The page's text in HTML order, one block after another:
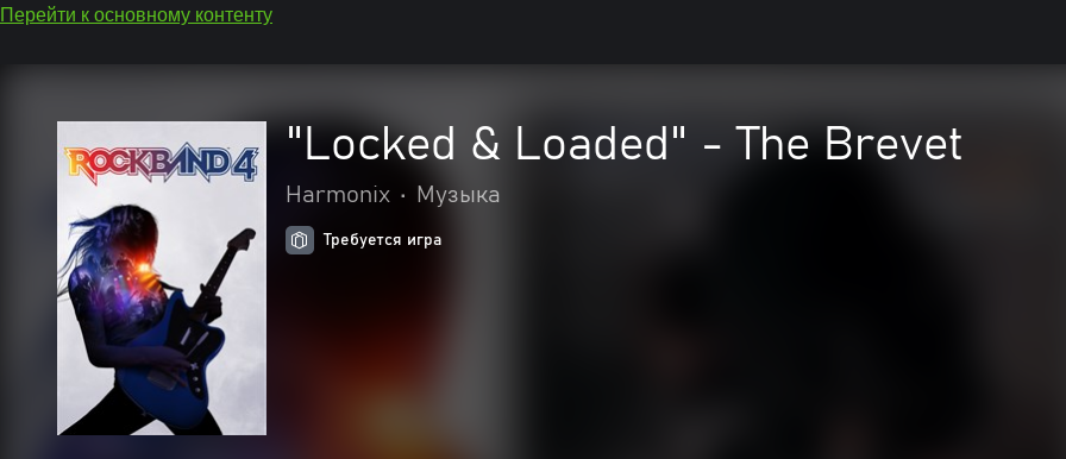
Перейти к основному контенту
"Locked & Loaded" - The Brevet
Harmonix • Музыка
Требуется игра